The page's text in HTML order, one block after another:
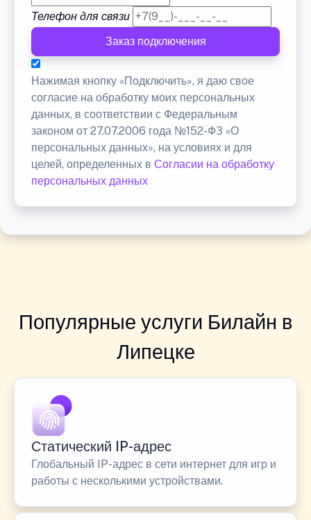
Телефон для связи
Заказ подключения
Нажимая кнопку «Подключить», я даю свое
согласие на обработку моих персональных
данных, в соответствии с Федеральным
законом от 27.07.2006 года №152-ФЗ «О
персональных данных», на условиях и для
целей, определенных в Согласии на обработку
персональных данных
Популярные услуги Билайн в
Липецке
Статический IP-адрес
Глобальный IP-адрес в сети интернет для игр и
работы с несколькими устройствами.